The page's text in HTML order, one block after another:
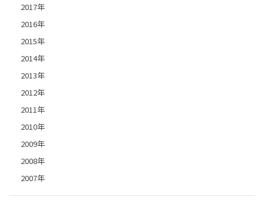
2017年
2016年
2015年
2014年
2013年
2012年
2011年
2010年
2009年
2008年
2007年